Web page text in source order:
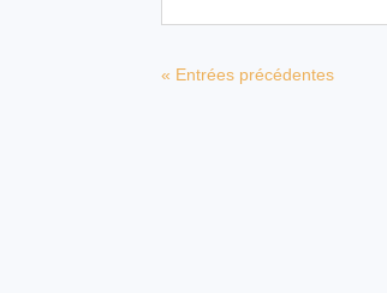
« Entrées précédentes